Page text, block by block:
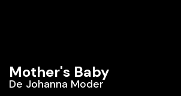
Mother's Baby
De Johanna Moder